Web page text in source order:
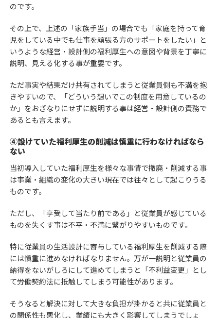
のです。
その上で、上述の「家族手当」の場合でも「家庭を持って育
児をしている中でも仕事を頑張る方のサポートをしたい」と
いうような経営・設計側の福利厚生への意図や背景を丁寧に
説明、見える化する事が重要です。
ただ事実や結果だけ共有されてしまうと従業員側も不満を抱
きやすいので、「どういう想いでこの制度を用意しているの
か」をおざなりにせずに説明する事は経営・設計側の責務で
あるとも言えます。
④設けていた福利厚生の削減は慎重に行わなければなら
ない
当初導入していた福利厚生を様々な事情で撤廃・削減する事
は事業・組織の変化の大きい現在では往々として起こりうる
ものです。
ただし、「享受して当たり前である」と従業員が感じている
ものを失くす事は不平・不満に繋がりやすいものです。
特に従業員の生活設計に寄与している福利厚生を削減する際
には慎重に進めなければなりません。万が一説明と従業員の
納得をないがしろにして進めてしまうと「不利益変更」とし
て労働契約法に抵触してしまう可能性があります。
そうなると解決に対して大きな負担が掛かると共に従業員と
の関係性も悪化し、業績にも大きく影響してしまうでしょ